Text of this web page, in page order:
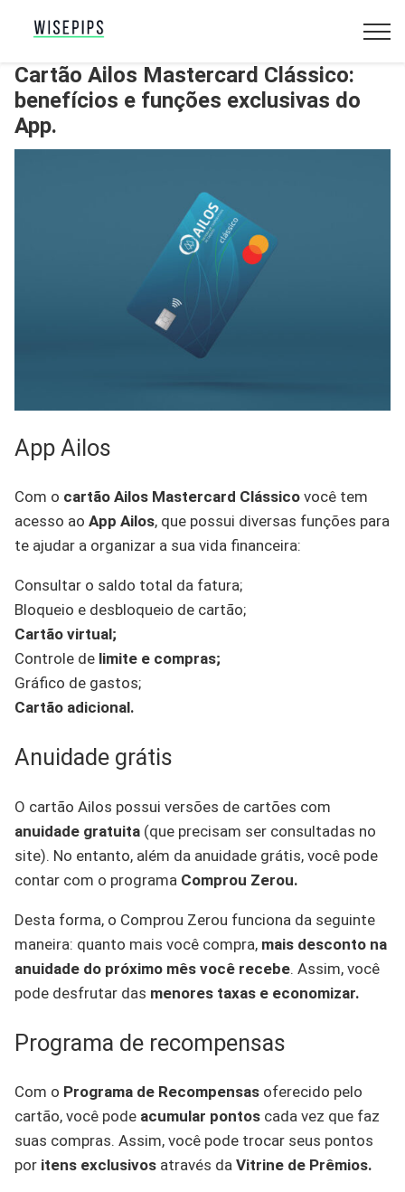
Cartão Ailos Mastercard Clássico:
benefícios e funções exclusivas do
App.
App Ailos
Com o cartão Ailos Mastercard Clássico você tem
acesso ao App Ailos, que possui diversas funções para
te ajudar a organizar a sua vida financeira:
Consultar o saldo total da fatura;
Bloqueio e desbloqueio de cartão;
Cartão virtual;
Controle de limite e compras;
Gráfico de gastos;
Cartão adicional.
Anuidade grátis
O cartão Ailos possui versões de cartões com
anuidade gratuita (que precisam ser consultadas no
site). No entanto, além da anuidade grátis, você pode
contar com o programa Comprou Zerou.
Desta forma, o Comprou Zerou funciona da seguinte
maneira: quanto mais você compra, mais desconto na
anuidade do próximo mês você recebe. Assim, você
pode desfrutar das menores taxas e economizar.
Programa de recompensas
Com o Programa de Recompensas oferecido pelo
cartão, você pode acumular pontos cada vez que faz
suas compras. Assim, você pode trocar seus pontos
por itens exclusivos através da Vitrine de Prêmios.